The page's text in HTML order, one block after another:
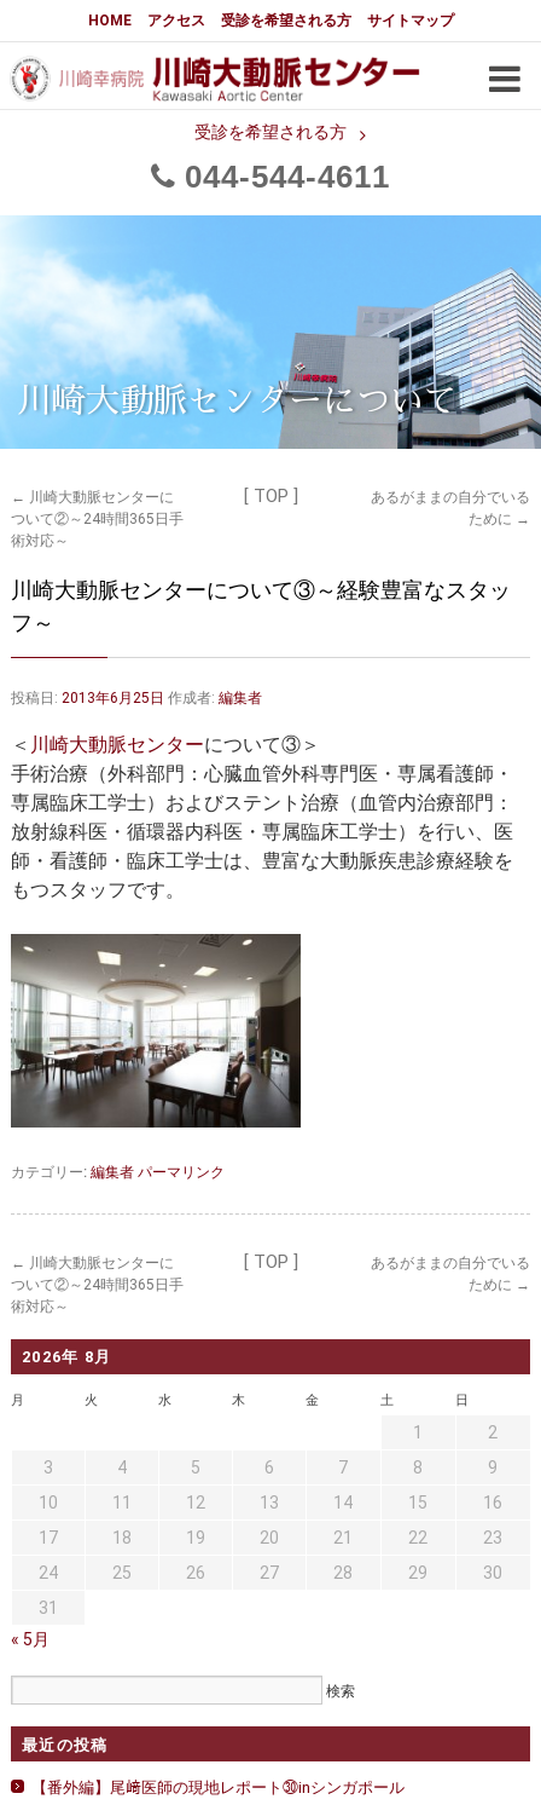
HOME アクセス 受診を希望される方 サイトマップ
受診を希望される方
044 544 4611
大動脈センターについて
はじめに 大動脈センターについて
メディアでの紹介
都道府県別患者マップ 都道府県別紹介病院
大動脈瘤について 基本編
3分でわかる大動脈瘤・大動脈
大動脈瘤
大動脈解離（解離性大動脈瘤）
胸部大動脈瘤の治療
腹部大動脈瘤の治療 急性大動脈解離の治療
大動脈弁・大動脈基部の治療
何歳まで手術は可能か？ インフォームドコンセント
大動脈瘤について 詳細編
胸部大動脈瘤
腹部大動脈瘤 大動脈解離
ステントグラフトによる治療 年齢・余病
マルファン症候群
大動脈瘤を指摘されたら？ 診療の流れ
遠方から来院される方は？
セカンドオピニオン
外来予約をされた方へ
採用・医療関係の方へ
私どもの特色 治療目的と治療対象
手術概要 ご紹介いただく場合
医師募集情報 ドクターカー
トピックス一覧
アーカイブ
川崎大動脈センターについて
← 川崎大動脈センターに
ついて②～24時間365日手
術対応～
[ TOP ]
あるがままの自分でいる
ために →
川崎大動脈センターについて③～経験豊富なスタッ
フ～
投稿日: 2013年6月25日 作成者: 編集者
＜ 川崎大動脈センターについて③＞
手術治療（外科部門：心臓血管外科専門医・専属看護師・
専属臨床工学士）およびステント治療（血管内治療部門：
放射線科医・循環器内科医・専属臨床工学士）を行い、医
師・看護師・臨床工学士は、豊富な大動脈疾患診療経験を
もつスタッフです。
カテゴリー:編集者パーマリンク
← 川崎大動脈センターに
ついて②～24時間365日手
術対応～
[ TOP ]
あるがままの自分でいる
ために →
2026年 8月
月 火 水 木 金 土 日
1
2
3
4 5 6 7 8
9
10
11 12 13 14 15
16
17
18 19 20 21 22
23
24
25 26 27 28 29
30
31
« 5月
最近の投稿
【番外編】尾﨑医師の現地レポート㉚inシンガポール